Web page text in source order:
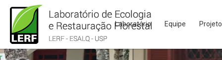
Laboratório Equipe